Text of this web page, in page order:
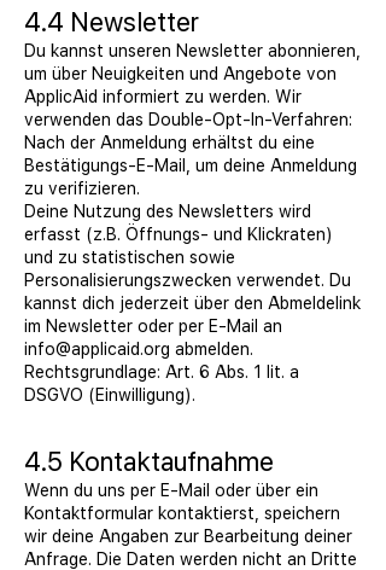
4.4 Newsletter
Du kannst unseren Newsletter abonnieren,
um über Neuigkeiten und Angebote von
ApplicAid informiert zu werden. Wir
verwenden das Double-Opt-In-Verfahren:
Nach der Anmeldung erhältst du eine
Bestätigungs-E-Mail, um deine Anmeldung
zu verifizieren.
Deine Nutzung des Newsletters wird
erfasst (z.B. Öffnungs- und Klickraten)
und zu statistischen sowie
Personalisierungszwecken verwendet. Du
kannst dich jederzeit über den Abmeldelink
im Newsletter oder per E-Mail an
info@applicaid.org abmelden.
Rechtsgrundlage: Art. 6 Abs. 1 lit. a
DSGVO (Einwilligung).
4.5 Kontaktaufnahme
Wenn du uns per E-Mail oder über ein
Kontaktformular kontaktierst, speichern
wir deine Angaben zur Bearbeitung deiner
Anfrage. Die Daten werden nicht an Dritte